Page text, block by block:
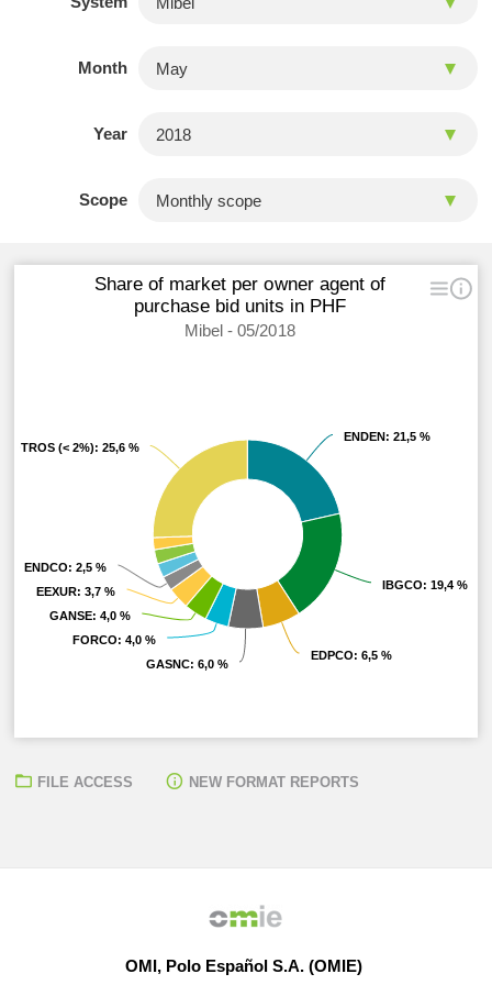
Month
Year
Scope
Share of market per owner agent of
purchase bid units in PHF
Mibel - 05/2018
ENDEN: 21,5 %
ENDEN: 21,5 %
IBGCO: 19,4 %
IBGCO: 19,4 %
EDPCO: 6,5 %
EDPCO: 6,5 %
GASNC: 6,0 %
GASNC: 6,0 %
FORCO: 4,0 %
FORCO: 4,0 %
GANSE: 4,0 %
GANSE: 4,0 %
EEXUR: 3,7 %
EEXUR: 3,7 %
ENDCO: 2,5 %
ENDCO: 2,5 %
OTROS (< 2%): 25,6 %
OTROS (< 2%): 25,6 %
FILE ACCESS NEW FORMAT REPORTS
OMI, Polo Español S.A. (OMIE)